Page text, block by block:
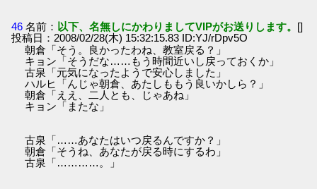
46 名前： 以下、名無しにかわりましてVIPがお送りします。 []
投稿日：2008/02/28(木) 15:32:15.83 ID:YJ/rDpv5O
朝倉「そう。良かったわね、教室戻る？」
キョン「そうだな……もう時間近いし戻っておくか」
古泉「元気になったようで安心しました」
ハルヒ「んじゃ朝倉、あたしももう良いかしら？」
朝倉「ええ、二人とも、じゃあね」
キョン「またな」
古泉「……あなたはいつ戻るんですか？」
朝倉「そうね、あなたが戻る時にするわ」
古泉「…………。」